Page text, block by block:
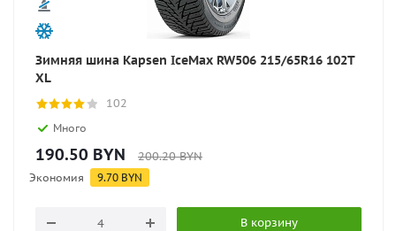
Зимняя шина Kapsen IceMax RW506 215/65R16 102T
XL
102
Много
190.50 BYN 200.20BYN
Экономия 9.70 BYN
В корзину